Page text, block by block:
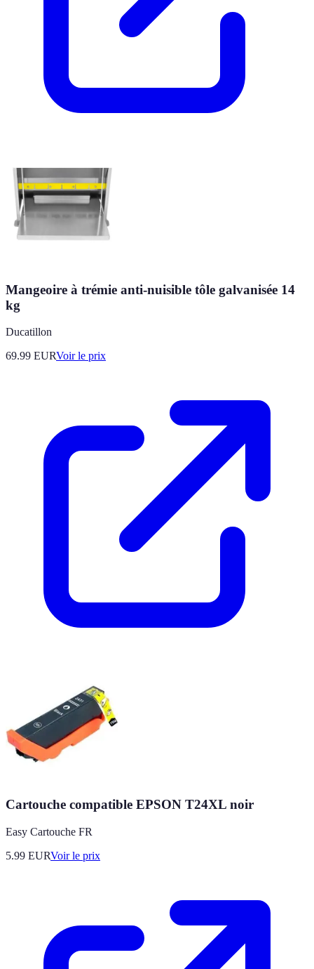
Mangeoire à trémie anti-nuisible tôle galvanisée 14
kg
Ducatillon
69.99 EURVoir le prix
Cartouche compatible EPSON T24XL noir
Easy Cartouche FR
5.99 EURVoir le prix